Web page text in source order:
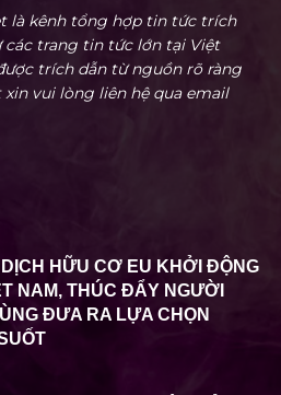
là kênh tổng hợp tin tức trích
trang tin tức lớn tại Việt
trích dẫn từ nguồn rõ ràng
vui lòng liên hệ qua email
HỮU CƠ EU KHỞI ĐỘNG
NAM, THÚC ĐẨY NGƯỜI
ĐƯA RA LỰA CHỌN